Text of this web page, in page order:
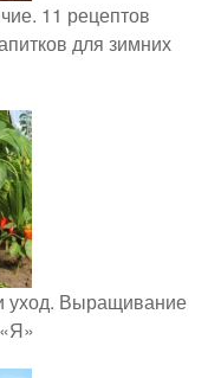
11 рецептов
для зимних
уход. Выращивание